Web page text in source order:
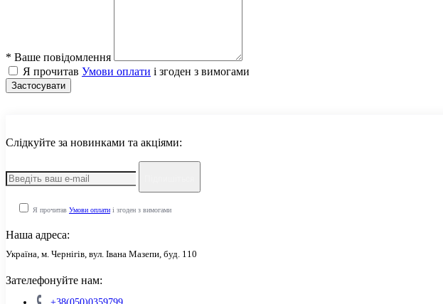
* Ваше повідомлення
Я прочитав Умови оплати і згоден з вимогами
Застосувати
Слідкуйте за новинками та акціями:
Я прочитав Умови оплати і згоден з вимогами
Наша адреса:
Україна, м. Чернігів, вул. Івана Мазепи, буд. 110
Зателефонуйте нам: